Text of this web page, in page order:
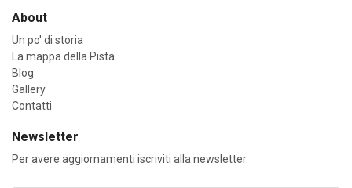
About
Un po' di storia
La mappa della Pista
Blog
Gallery
Contatti
Newsletter
Per avere aggiornamenti iscriviti alla newsletter.